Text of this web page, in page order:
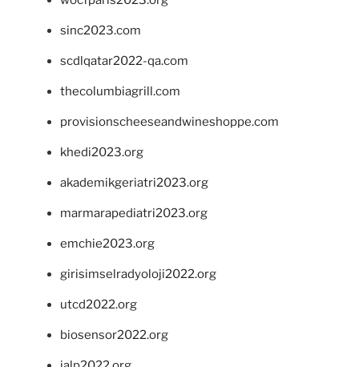
sinc2023.com
scdlqatar2022-qa.com
thecolumbiagrill.com
provisionscheeseandwineshoppe.com
khedi2023.org
akademikgeriatri2023.org
marmarapediatri2023.org
emchie2023.org
girisimselradyoloji2022.org
utcd2022.org
biosensor2022.org